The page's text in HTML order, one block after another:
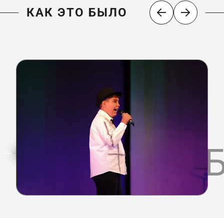
КАК ЭТО БЫЛО
КАК ЭТО